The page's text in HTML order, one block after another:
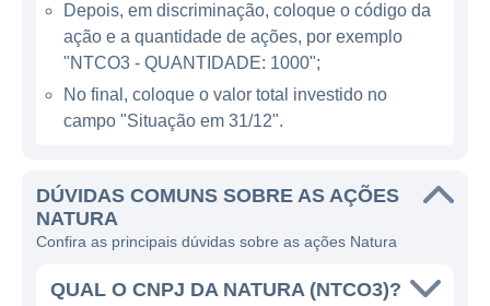
incluem maquiagem, perfumes, cuidados
com a pele e cabelos, higiene pessoal e
produtos infantis.
Além do mercado de venda direta, a Natura
lojas próprias e parcerias com outros
varejistas. Essa estratégia multicanal permite
que a empresa atenda um número cada vez
maior de consumidores e amplie sua
Depois, em discriminação, coloque o código da
ação e a quantidade de ações, por exemplo
"NTCO3 - QUANTIDADE: 1000";
No final, coloque o valor total investido no
campo "Situação em 31/12".
DÚVIDAS COMUNS SOBRE AS AÇÕES
NATURA
Confira as principais dúvidas sobre as ações Natura
QUAL O CNPJ DA NATURA (NTCO3)?